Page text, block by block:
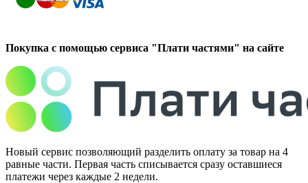
Покупка с помощью сервиса "Плати частями" на сайте
Новый сервис позволяющий разделить оплату за товар на 4
равные части. Первая часть списывается сразу оставшиеся
платежи через каждые 2 недели.